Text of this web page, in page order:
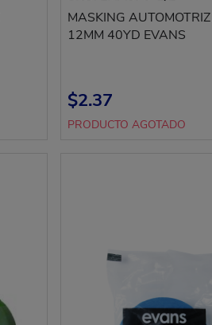
MASKING
12MM 40YD EVANS
$2.37
PRODUCTO AGOTADO